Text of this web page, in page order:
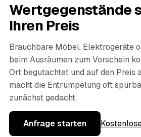
Wertgegenstände
Ihren Preis
Brauchbare Möbel, Elektrogeräte
beim Ausräumen zum Vorschein
Ort begutachtet und auf den Preis
macht die Entrümpelung oft
zunächst gedacht.
Anfrage starten